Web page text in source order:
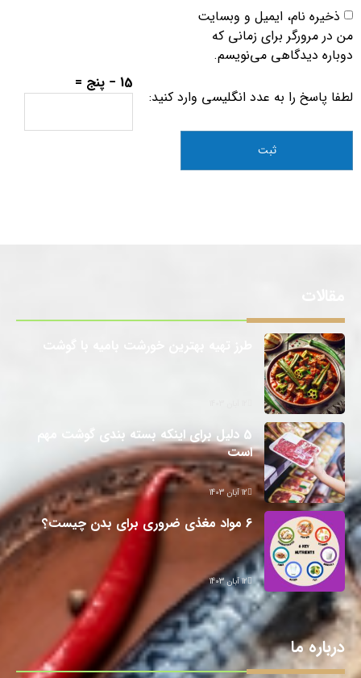
ذخیره نام، ایمیل و وبسایت
من در مرورگر برای زمانی که
دوباره دیدگاهی می‌نویسم.
لطفا پاسخ را به عدد انگلیسی وارد کنید:
15 − پنج =
5 دلیل برای اینکه بسته بندی گوشت مهم
است
12 آبان 1403
6 مواد مغذی ضروری برای بدن چیست؟
12 آبان 1403
درباره ما